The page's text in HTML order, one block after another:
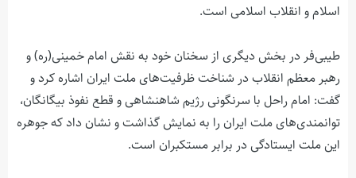
اسلام و انقلاب اسلامی است.
طیبی‌فر در بخش دیگری از سخنان خود به نقش امام خمینی(ره) و
رهبر معظم انقلاب در شناخت ظرفیت‌های ملت ایران اشاره کرد و
گفت: امام راحل با سرنگونی رژیم شاهنشاهی و قطع نفوذ بیگانگان،
توانمندی‌های ملت ایران را به نمایش گذاشت و نشان داد که جوهره
این ملت ایستادگی در برابر مستکبران است.